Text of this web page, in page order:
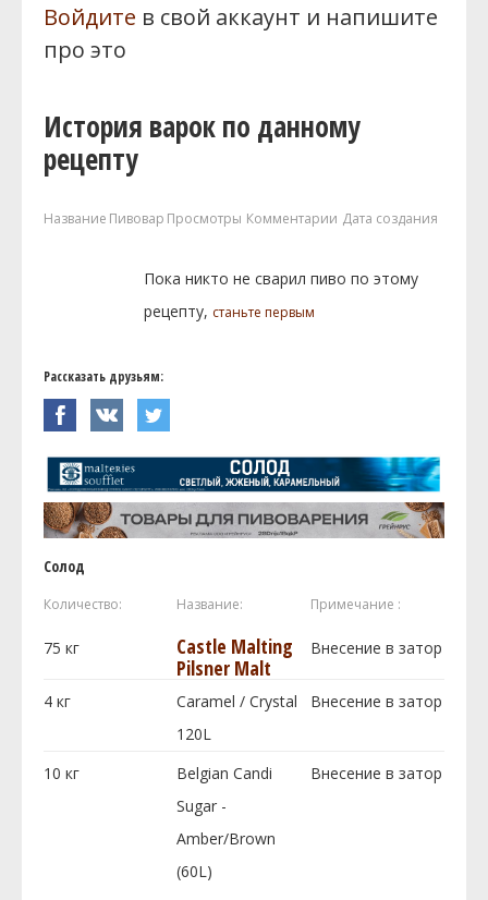
Войдите в свой аккаунт и напишите
про это
История варок по данному
рецепту
Название Пивовар Просмотры Комментарии Дата создания
Пока никто не сварил пиво по этому
рецепту, станьте первым
Рассказать друзьям:
Солод
Количество: Название: Примечание :
75 кг
Castle Malting
Pilsner Malt
Внесение в затор
4 кг
Caramel / Crystal
120L
Внесение в затор
10 кг
Belgian Candi
Sugar -
Amber/Brown
(60L)
Внесение в затор